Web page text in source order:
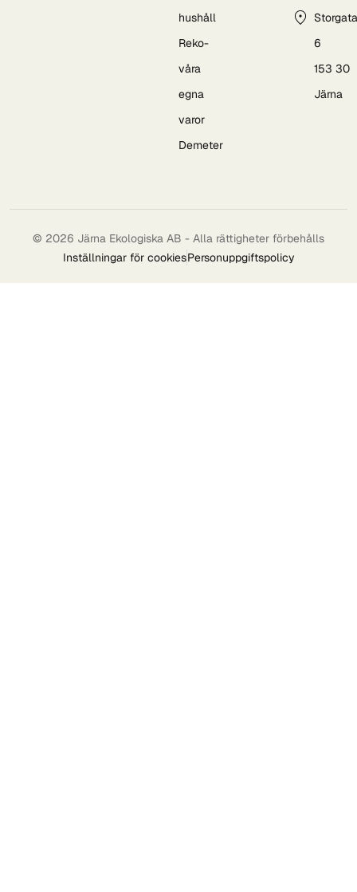
hushåll
Reko-
våra
egna
varor
Demeter
6
153 30
Järna
© 2026 Järna Ekologiska AB - Alla rättigheter förbehålls
Inställningar för cookiesPersonuppgiftspolicy